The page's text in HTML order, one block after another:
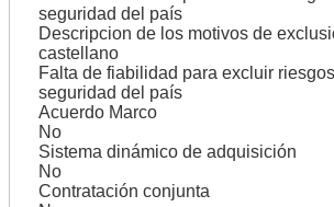
seguridad del país
Descripcion de los motivos de
castellano
Falta de fiabilidad para excluir
seguridad del país
Acuerdo Marco
No
Sistema dinámico de adquisición
No
Contratación conjunta